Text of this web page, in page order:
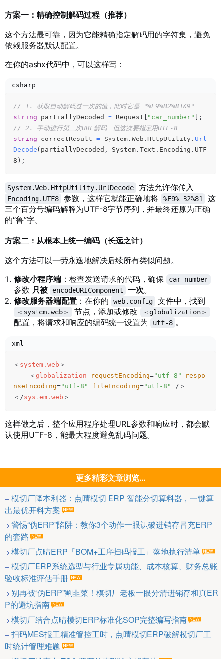
方案一：精确控制解码过程（推荐）
这个方法最可靠，因为它能精确指定解码用的字符集，避免
依赖服务器默认配置。
在你的ashx代码中，可以这样写：
csharp
// 1. 获取自动解码过一次的值，此时它是 "%E9%B2%81K9"
string partiallyDecoded = Request "car_number"
;
// 2. 手动进行第二次URL解码，但这次要指定用UTF-8
string correctResult = System . Web . HttpUtility . Url
Decode ( partiallyDecoded , System . Text . Encoding . UTF
8 ) ;
System.Web.HttpUtility.UrlDecode 方法允许你传入
Encoding.UTF8 参数，这样它就能正确地将 %E9% B2%81
这
三个百分号编码解释为UTF-8字节序列，并最终还原为正确
的“鲁”字。
方案二：从根本上统一编码（长远之计）
这个方法可以一劳永逸地解决后续所有类似问题。
修改小程序端 ：检查发送请求的代码，确保 car_number
参数 只被 encodeURIComponent 一次。
修改服务器端配置 ：在你的 web.config 文件中，找到
＜system.web＞ 节点，添加或修改 ＜globalization＞
配置，将请求和响应的编码统一设置为 utf-8 。
xml
＜ system.web ＞
＜ globalization requestEncoding=" utf-8 "
respo
nseEncoding=" utf-8 " fileEncoding=" utf-8 "
/＞
＜/system.web ＞
这样做之后，整个应用程序处理URL参数和响应时，都会默
认使用UTF-8，能最大程度避免乱码问题。
更多精彩文章浏览...
模切厂降本利器：点晴模切 ERP 智能分切算料器，一键算
出最优开料方案
警惕“伪ERP”陷阱：教你3个动作一眼识破进销存冒充ERP
的套路
模切厂点晴ERP「BOM+工序扫码报工」落地执行清单
模切厂ERP系统选型与行业专属功能、成本核算、财务总账
验收标准评估手册
别再被“伪ERP”割韭菜！模切厂老板一眼分清进销存和真ER
P的避坑指南
模切厂结合点晴模切ERP标准化SOP完整编写指南
扫码MES报工精准管控工时，点晴模切ERP破解模切厂工
时统计管理难题